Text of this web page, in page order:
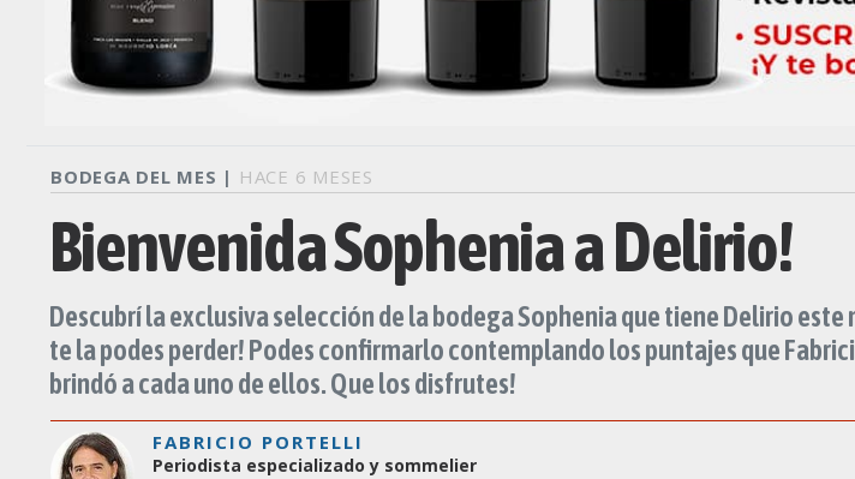
BODEGA DEL MES | HACE 6 MESES
Bienvenida Sophenia a Delirio!
Descubrí la exclusiva selección de la bodega Sophenia que tiene Delirio este
te la podes perder! Podes confirmarlo contemplando los puntajes que
brindó a cada uno de ellos. Que los disfrutes!
FABRICIO PORTELLI
Periodista especializado y sommelier